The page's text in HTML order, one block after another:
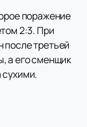
поражение
2:3. При
третьей
а его сменщик